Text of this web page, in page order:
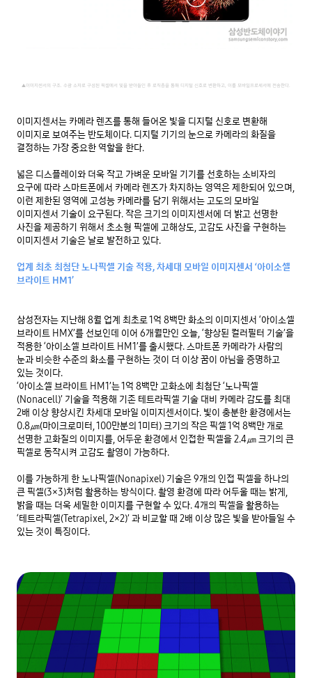
▲이미지센서의 구조. 수광 소자로 구성된 픽셀에서 빛을 받아들인 후 로직층을 통해 디지털 신호로 변환하고, 이를 모바일프로세서에 전송한다.
이미지센서는 카메라 렌즈를 통해 들어온 빛을 디지털 신호로 변환해
이미지로 보여주는 반도체이다. 디지털 기기의 눈으로 카메라의 화질을
결정하는 가장 중요한 역할을 한다.
넓은 디스플레이와 더욱 작고 가벼운 모바일 기기를 선호하는 소비자의
요구에 따라 스마트폰에서 카메라 렌즈가 차지하는 영역은 제한되어 있으며,
이런 제한된 영역에 고성능 카메라를 담기 위해서는 고도의 모바일
이미지센서 기술이 요구된다. 작은 크기의 이미지센서에 더 밝고 선명한
사진을 제공하기 위해서 초소형 픽셀에 고해상도, 고감도 사진을 구현하는
이미지센서 기술은 날로 발전하고 있다.
업계 최초 최첨단 노나픽셀 기술 적용, 차세대 모바일 이미지센서 ‘아이소셀
브라이트 HM1’
삼성전자는 지난해 8월 업계 최초로 1억 8백만 화소의 이미지센서 ‘아이소셀
브라이트 HMX’를 선보인데 이어 6개월만인 오늘, ‘향상된 컬러필터 기술’을
적용한 ‘아이소셀 브라이트 HM1’를 출시했다. 스마트폰 카메라가 사람의
눈과 비슷한 수준의 화소를 구현하는 것이 더 이상 꿈이 아님을 증명하고
있는 것이다.
‘아이소셀 브라이트 HM1’는 1억 8백만 고화소에 최첨단 ‘노나픽셀
(Nonacell)’ 기술을 적용해 기존 테트라픽셀 기술 대비 카메라 감도를 최대
2배 이상 향상시킨 차세대 모바일 이미지센서이다. 빛이 충분한 환경에서는
0.8㎛(마이크로미터, 100만분의 1미터) 크기의 작은 픽셀 1억 8백만 개로
선명한 고화질의 이미지를, 어두운 환경에서 인접한 픽셀을 2.4㎛ 크기의 큰
픽셀로 동작시켜 고감도 촬영이 가능하다.
이를 가능하게 한 노나픽셀(Nonapixel) 기술은 9개의 인접 픽셀을 하나의
큰 픽셀(3×3)처럼 활용하는 방식이다. 촬영 환경에 따라 어두울 때는 밝게,
밝을 때는 더욱 세밀한 이미지를 구현할 수 있다. 4개의 픽셀을 활용하는
‘테트라픽셀(Tetrapixel, 2×2)’ 과 비교할 때 2배 이상 많은 빛을 받아들일 수
있는 것이 특징이다.